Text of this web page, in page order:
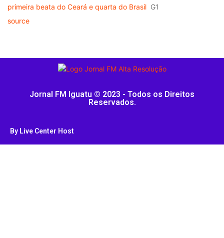
primeira beata do Ceará e quarta do Brasil G1
source
Jornal FM Iguatu © 2023 - Todos os Direitos
Reservados.
By Live Center Host